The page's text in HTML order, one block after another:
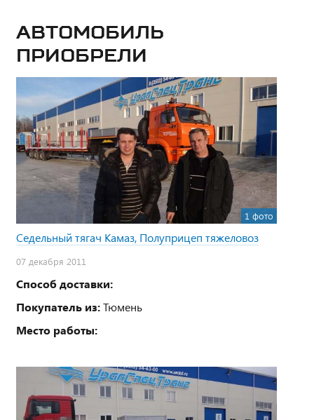
Автомобиль
приобрели
1 фото
Седельный тягач Камаз, Полуприцеп тяжеловоз
07 декабря 2011
Способ доставки:
Покупатель из:Тюмень
Место работы: